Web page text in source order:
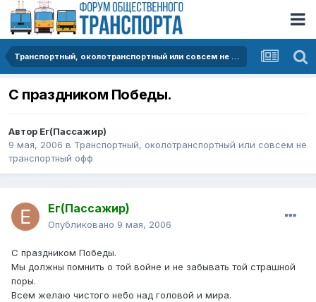
Транспортный, околотранспортный или совсем не транспортный офф
С праздником Победы.
Автор Ег(Пассажир)
9 мая, 2006 в Транспортный, околотранспортный или совсем не
транспортный офф
Ег(Пассажир)
Опубликовано 9 мая, 2006
С праздником Победы.
Мы должны помнить о той войне и не забывать той страшной
поры.
Всем желаю чистого небо над головой и мира.